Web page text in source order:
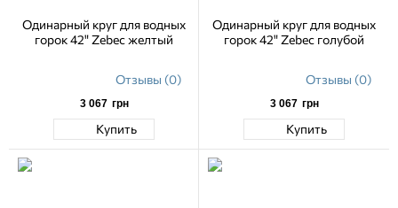
Одинарный круг для водных
горок 42" Zebec желтый
Отзывы (0)
3 067 грн
Купить
Одинарный круг для водных
горок 42" Zebec голубой
Отзывы (0)
3 067 грн
Купить